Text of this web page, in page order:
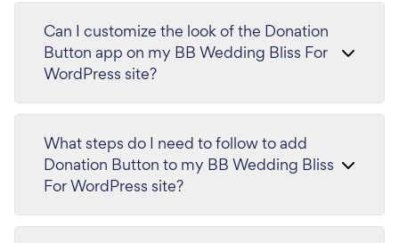
Can I customize the look of the Donation
Button app on my BB Wedding Bliss For
WordPress site?
What steps do I need to follow to add
Donation Button to my BB Wedding Bliss
For WordPress site?